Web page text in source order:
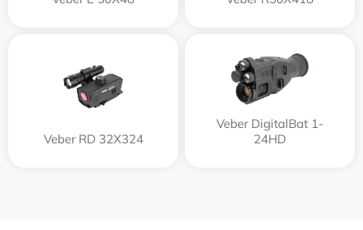
Veber RD 32X324
Veber DigitalBat 1-
24HD